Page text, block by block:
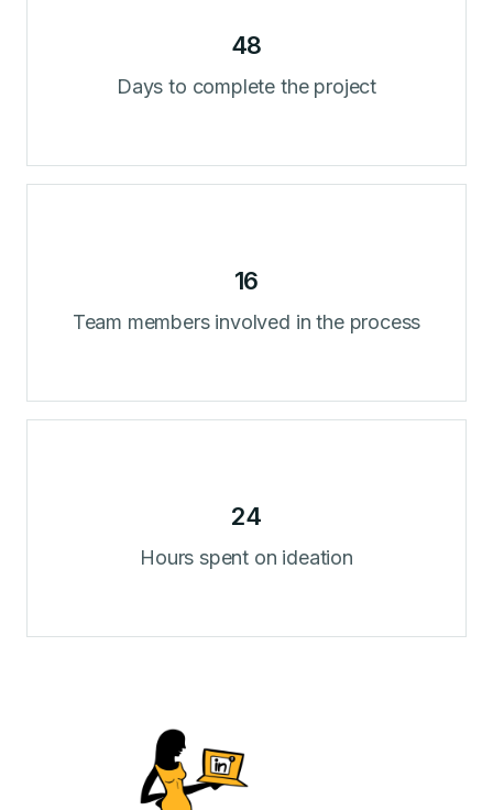
48
Days to complete the project
16
Team members involved in the process
24
Hours spent on ideation